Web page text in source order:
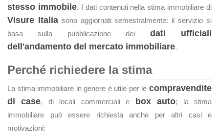
stesso immobile. I dati contenuti nella stima immobiliare di
Visure Italiasono aggiornati semestralmente: il servizio si
basa sulla pubblicazione dei dati ufficiali
dell'andamento del mercato immobiliare.
Perché richiedere la stima
La stima immobiliare in genere è utile per le compravendite
di case, di locali commerciali e box auto; la stima
immobiliare può essere richiesta anche per altri casi e
motivazioni: